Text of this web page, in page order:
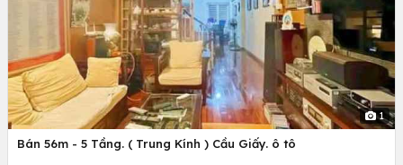
1
Bán 56m - 5 Tầng. ( Trung Kính ) Cầu Giấy. ô tô